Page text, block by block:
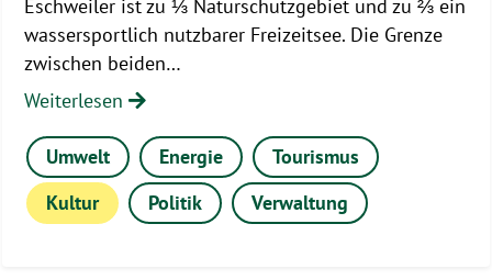
Eschweiler ist zu ⅓ Naturschutzgebiet und zu ⅔ ein
wassersportlich nutzbarer Freizeitsee. Die Grenze
zwischen beiden…
Weiterlesen
Umwelt Energie
Tourismus
Kultur
Politik Verwaltung